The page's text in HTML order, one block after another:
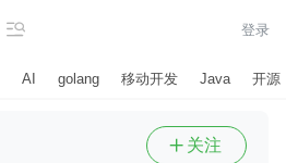
 登录
AI golang 移动开发 Java 开源
 关注